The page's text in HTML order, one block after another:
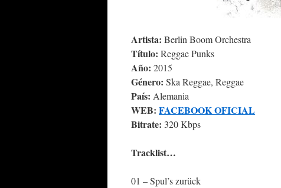
Artista: Berlin Boom Orchestra
Título: Reggae Punks
Año: 2015
Género: Ska Reggae, Reggae
País: Alemania
WEB: FACEBOOK OFICIAL
Bitrate: 320 Kbps
Tracklist…
01 – Spul’s zurück